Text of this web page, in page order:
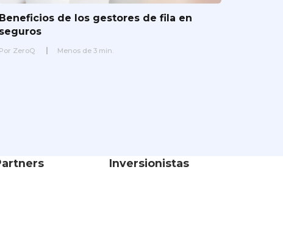
Beneficios de los gestores de fila en
seguros
Por ZeroQ Menos de 3 min.
Inversionistas